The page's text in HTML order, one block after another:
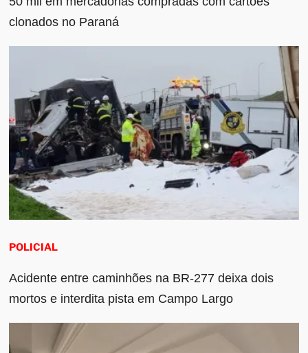
clonados no Paraná
POLICIAL
Acidente entre caminhões na BR-277 deixa dois
mortos e interdita pista em Campo Largo